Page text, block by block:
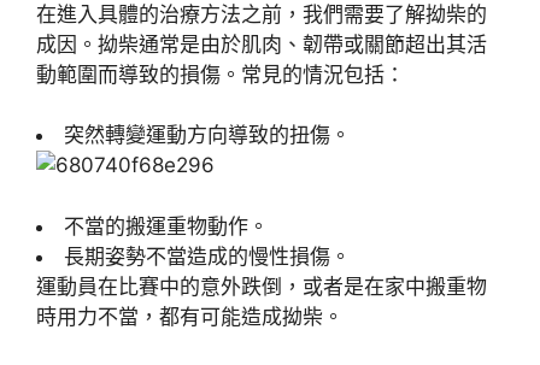
在進入具體的治療方法之前，我們需要了解拗柴的
成因。拗柴通常是由於肌肉、韌帶或關節超出其活
動範圍而導致的損傷。常見的情況包括：
突然轉變運動方向導致的扭傷。
不當的搬運重物動作。
長期姿勢不當造成的慢性損傷。
運動員在比賽中的意外跌倒，或者是在家中搬重物
時用力不當，都有可能造成拗柴。